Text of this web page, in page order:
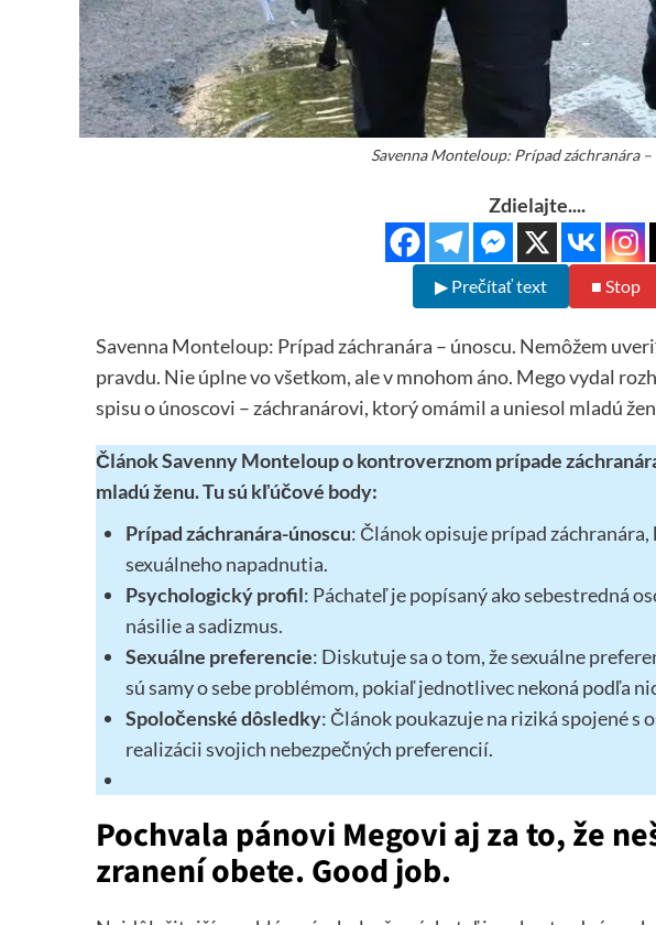
Savenna Monteloup: Prípad záchranára –
Zdielajte....
▶ Prečítať text ■ Stop
Savenna Monteloup: Prípad záchranára – únoscu. Nemôžem
pravdu. Nie úplne vo všetkom, ale v mnohom áno. Mego vydal
spisu o únoscovi – záchranárovi, ktorý omámil a uniesol mladú
Článok Savenny Monteloup o kontroverznom prípade
mladú ženu. Tu sú kľúčové body:
Prípad záchranára-únoscu: Článok opisuje prípad
sexuálneho napadnutia.
Psychologický profil: Páchateľ je popísaný ako sebestredná
násilie a sadizmus.
Sexuálne preferencie: Diskutuje sa o tom, že sexuálne
sú samy o sebe problémom, pokiaľ jednotlivec nekoná podľa
Spoločenské dôsledky: Článok poukazuje na riziká spojené s
realizácii svojich nebezpečných preferencií.
Pochvala pánovi Megovi aj za to, že
zranení obete. Good job.